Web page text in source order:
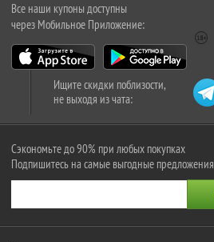
Все наши купоны доступны
через Мобильное Приложение:
Ищите скидки поблизости,
не выходя из чата:
Сэкономьте до 90% при любых покупках
Подпишитесь на самые выгодные предложения